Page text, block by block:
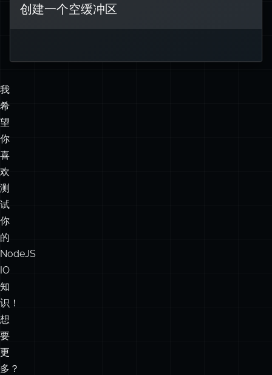
创建一个空缓冲区Buffer.allocUnsafe(5)
。
我
希
望
你
喜
欢
测
试
你
的
NodeJS
IO
知
识！
想
要
更
多？